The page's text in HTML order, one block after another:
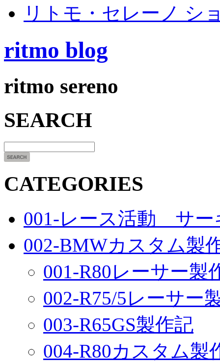
リトモ・セレーノ シ
ritmo blog
ritmo sereno
SEARCH
CATEGORIES
001-レース活動 サー
002-BMWカスタム製
001-R80レーサー製
002-R75/5レーサー
003-R65GS製作記
004-R80カスタム製